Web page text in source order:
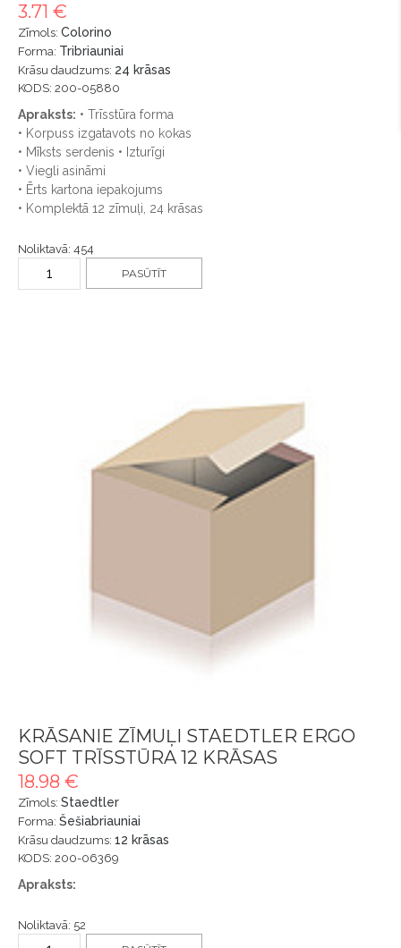
3.71 €
Zīmols: Colorino
Forma: Tribriauniai
Krāsu daudzums: 24 krāsas
KODS: 200-05880
Apraksts: • Trīsstūra forma
• Korpuss izgatavots no kokas
• Mīksts serdenis • Izturīgi
• Viegli asināmi
• Ērts kartona iepakojums
• Komplektā 12 zīmuļi, 24 krāsas
Noliktavā: 454
PASŪTĪT
KRĀSANIE ZĪMUĻI STAEDTLER ERGO
SOFT TRĪSSTŪRA 12 KRĀSAS
18.98 €
Zīmols: Staedtler
Forma: Šešiabriauniai
Krāsu daudzums: 12 krāsas
KODS: 200-06369
Apraksts:
Noliktavā: 52